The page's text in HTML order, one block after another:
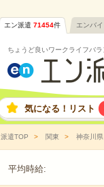
エン派遣 71454件 エンバイ
ちょうど良いワークライフバラ
気になる！リスト
派遣TOP 関東 神奈川県
平均時給: